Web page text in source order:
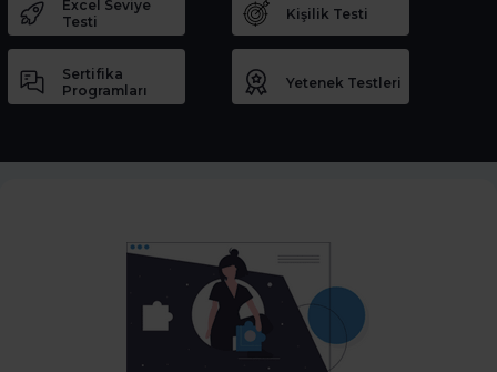
Excel Seviye
Testi
Kişilik Testi
Sertifika
Programları
Yetenek Testleri